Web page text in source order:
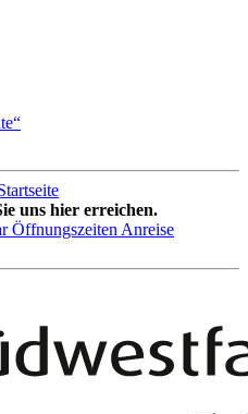
uns hier erreichen.
Öffnungszeiten Anreise